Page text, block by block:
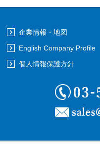
企業情報・地図
English Company Profile
個人情報保護方針